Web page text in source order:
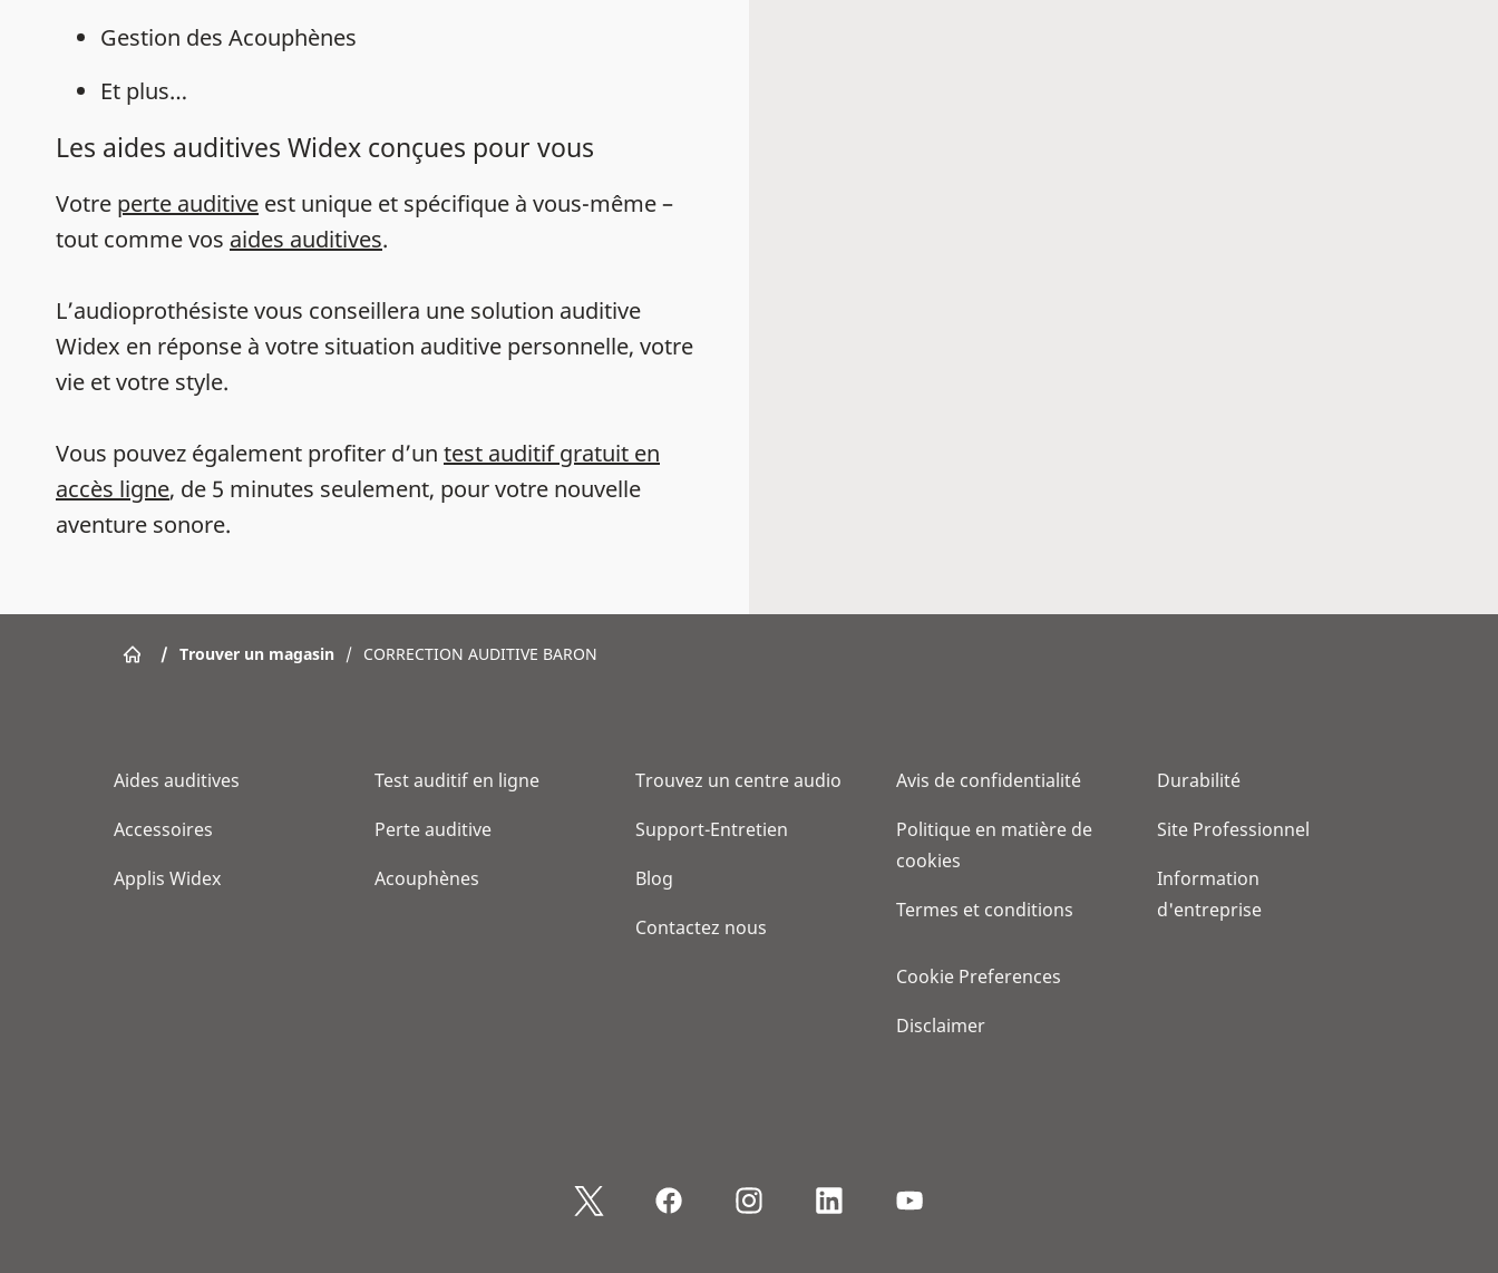
Gestion des Acouphènes
Et plus…
Les aides auditives Widex conçues pour vous
Votre perte auditive est unique et spécifique à vous-même –
tout comme vos aides auditives.
L’audioprothésiste vous conseillera une solution auditive
Widex en réponse à votre situation auditive personnelle, votre
vie et votre style.
Vous pouvez également profiter d’un test auditif gratuit en
accès ligne, de 5 minutes seulement, pour votre nouvelle
aventure sonore.
/ Trouver un magasin / CORRECTION AUDITIVE BARON
Aides auditives
Accessoires
Applis Widex
Test auditif en ligne
Perte auditive
Acouphènes
Trouvez un centre audio
Support-Entretien
Blog
Contactez nous
Avis de confidentialité
Politique en matière de
cookies
Termes et conditions
Cookie Preferences
Disclaimer
Durabilité
Site Professionnel
Information
d'entreprise